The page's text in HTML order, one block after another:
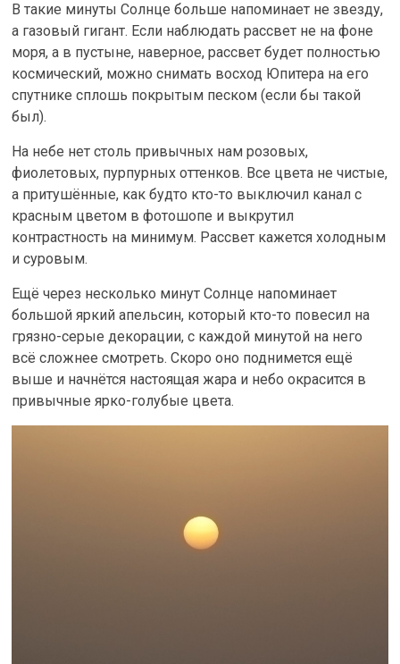
В такие минуты Солнце больше напоминает не звезду,
а газовый гигант. Если наблюдать рассвет не на фоне
моря, а в пустыне, наверное, рассвет будет полностью
космический, можно снимать восход Юпитера на его
спутнике сплошь покрытым песком (если бы такой
был).
На небе нет столь привычных нам розовых,
фиолетовых, пурпурных оттенков. Все цвета не чистые,
а притушённые, как будто кто-то выключил канал с
красным цветом в фотошопе и выкрутил
контрастность на минимум. Рассвет кажется холодным
и суровым.
Ещё через несколько минут Солнце напоминает
большой яркий апельсин, который кто-то повесил на
грязно-серые декорации, с каждой минутой на него
всё сложнее смотреть. Скоро оно поднимется ещё
выше и начнётся настоящая жара и небо окрасится в
привычные ярко-голубые цвета.